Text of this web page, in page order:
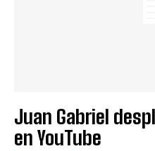
Juan Gabriel
en YouTube